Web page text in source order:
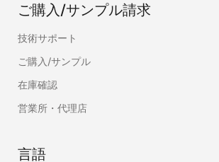
ご購入/サンプル請求
技術サポート
ご購入/サンプル
在庫確認
営業所・代理店
言語